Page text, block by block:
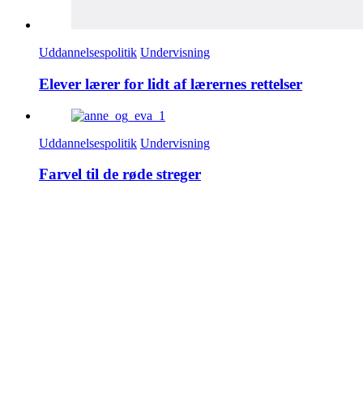
Uddannelsespolitik Undervisning
Elever lærer for lidt af lærernes rettelser
Uddannelsespolitik Undervisning
Farvel til de røde streger